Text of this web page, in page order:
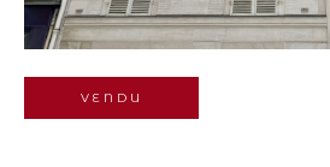
VENDU
Surface